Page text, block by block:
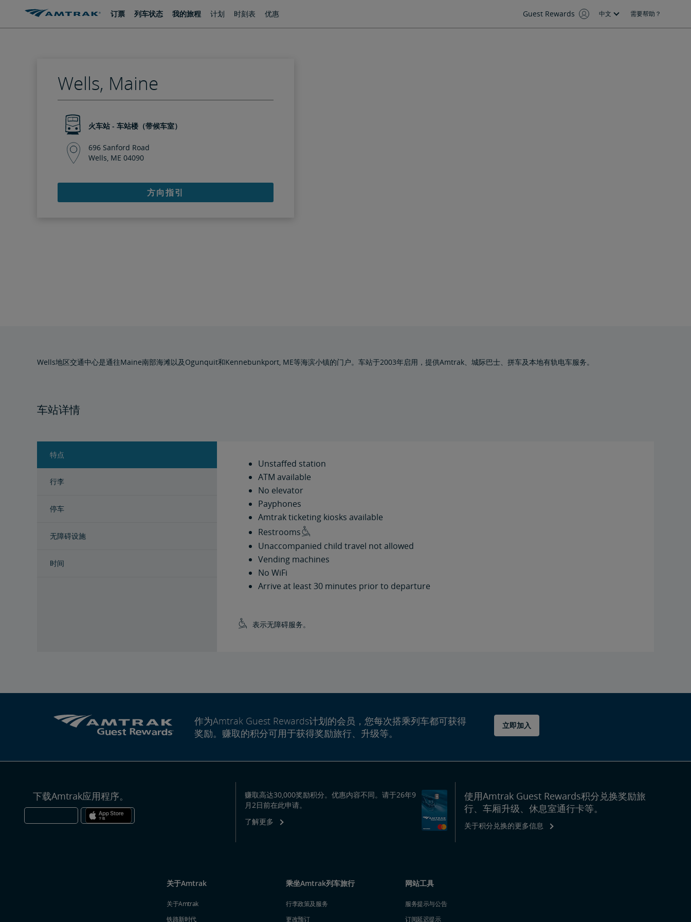
内
导
订票 列车状态 我的旅程 计划 时刻表 优惠 Guest Rewards 中文 需要帮助？
Wells, Maine
火车站 - 车站楼（带候车室）
696 Sanford Road
Wells, ME 04090
方向指引
Wells地区交通中心是通往Maine南部海滩以及Ogunquit和Kennebunkport, ME等海滨小镇的门户。车站于2003年启用，提供Amtrak、城际巴士、拼车及本地有轨电车服务。
车站详情
特点
行李
停车
无障碍设施
时间
Unstaffed station
ATM available
No elevator
Payphones
Amtrak ticketing kiosks available
Restrooms
Unaccompanied child travel not allowed
Vending machines
No WiFi
Arrive at least 30 minutes prior to departure
表示无障碍服务。
作为Amtrak Guest Rewards计划的会员，您每次搭乘列车都可获得
奖励。赚取的积分可用于获得奖励旅行、升级等。
立即加入
下载Amtrak应用程序。
赚取高达30,000奖励积分。优惠内容不同。请于26年9
月2日前在此申请。
了解更多
使用Amtrak Guest Rewards积分兑换奖励旅
行、车厢升级、休息室通行卡等。
关于积分兑换的更多信息
关于Amtrak
关于Amtrak
铁路新时代
乘坐Amtrak列车旅行
行李政策及服务
更改预订
网站工具
服务提示与公告
订阅延迟提示